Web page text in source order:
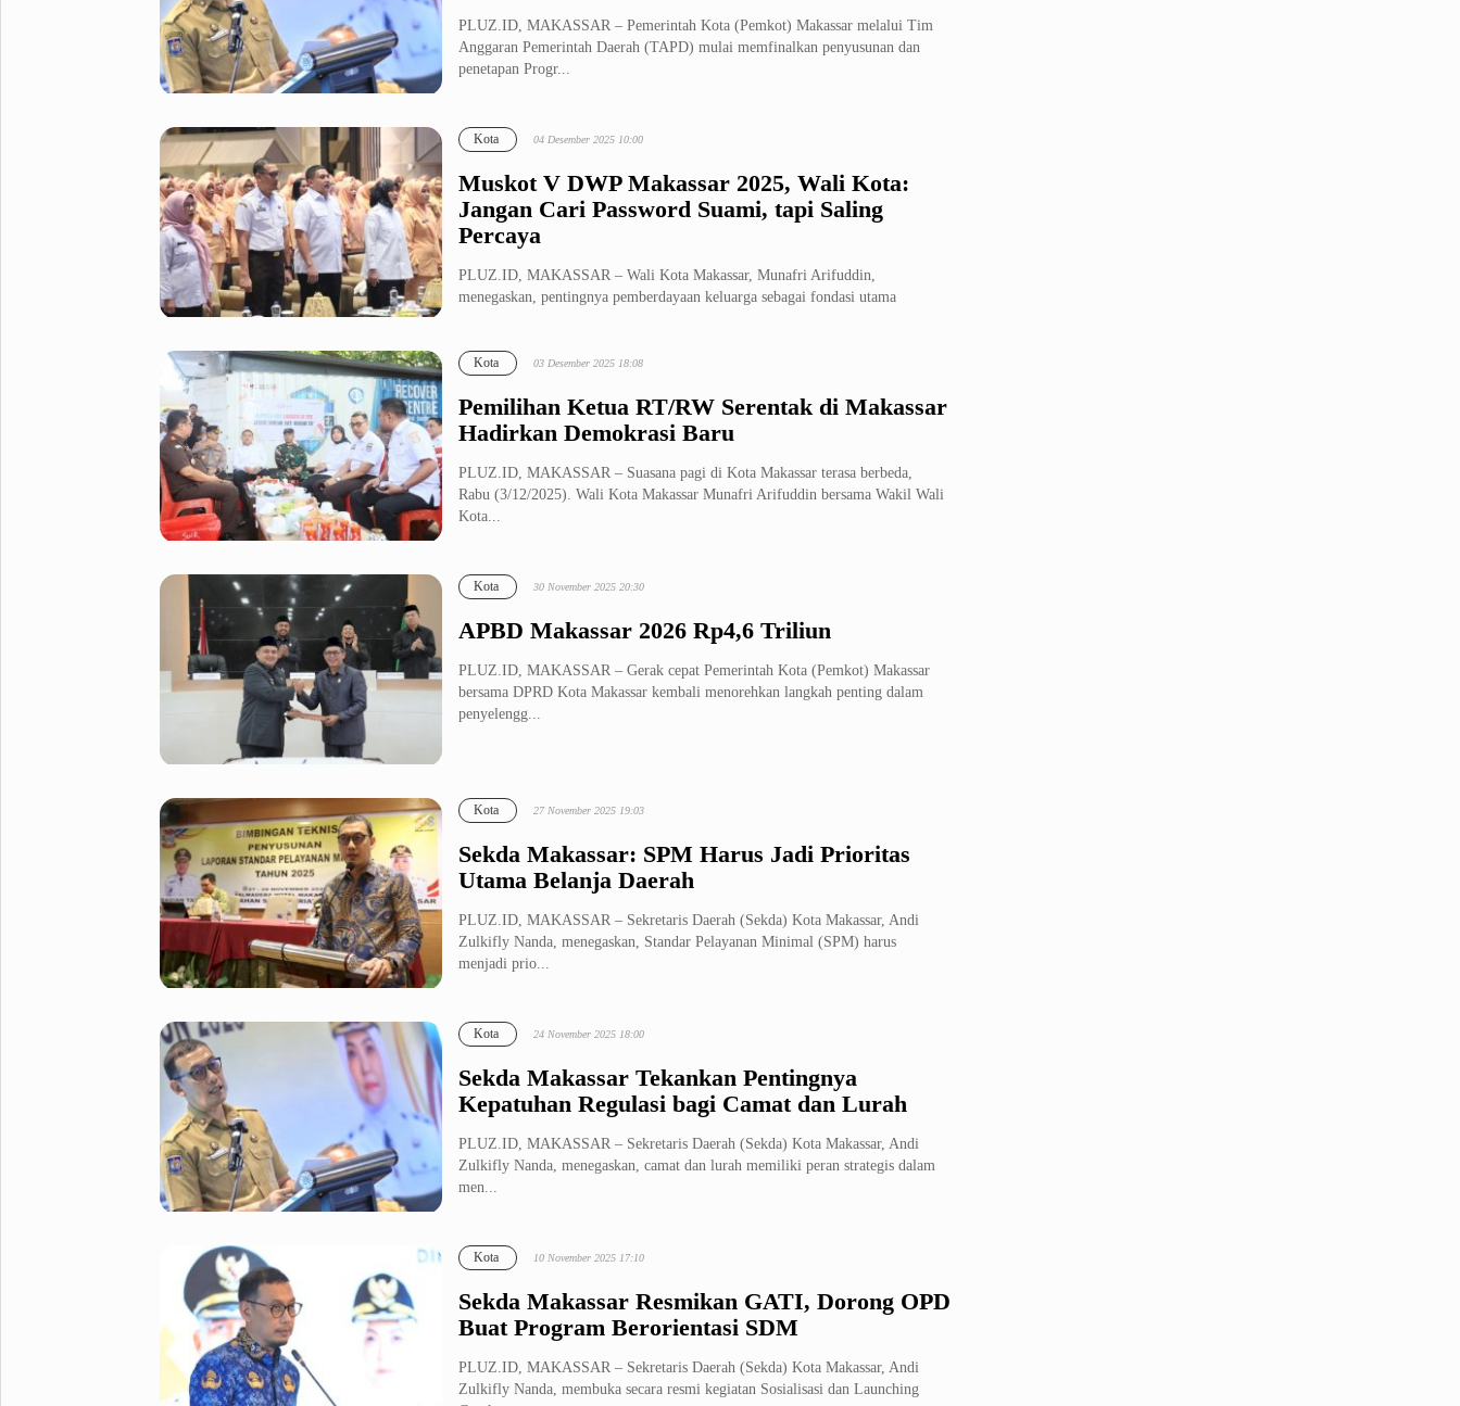
PLUZ.ID, MAKASSAR – Pemerintah Kota (Pemkot) Makassar melalui Tim
Anggaran Pemerintah Daerah (TAPD) mulai memfinalkan penyusunan dan
penetapan Progr...
Muskot V DWP Makassar 2025, Wali Kota:
Jangan Cari Password Suami, tapi Saling
Percaya
Kota 04 Desember 2025 10:00
PLUZ.ID, MAKASSAR – Wali Kota Makassar, Munafri Arifuddin,
menegaskan, pentingnya pemberdayaan keluarga sebagai fondasi utama
Pemilihan Ketua RT/RW Serentak di Makassar
Hadirkan Demokrasi Baru
Kota 03 Desember 2025 18:08
PLUZ.ID, MAKASSAR – Suasana pagi di Kota Makassar terasa berbeda,
Rabu (3/12/2025). Wali Kota Makassar Munafri Arifuddin bersama Wakil Wali
Kota...
APBD Makassar 2026 Rp4,6 Triliun
Kota 30 November 2025 20:30
PLUZ.ID, MAKASSAR – Gerak cepat Pemerintah Kota (Pemkot) Makassar
bersama DPRD Kota Makassar kembali menorehkan langkah penting dalam
penyelengg...
Sekda Makassar: SPM Harus Jadi Prioritas
Utama Belanja Daerah
Kota 27 November 2025 19:03
PLUZ.ID, MAKASSAR – Sekretaris Daerah (Sekda) Kota Makassar, Andi
Zulkifly Nanda, menegaskan, Standar Pelayanan Minimal (SPM) harus
menjadi prio...
Sekda Makassar Tekankan Pentingnya
Kepatuhan Regulasi bagi Camat dan Lurah
Kota 24 November 2025 18:00
PLUZ.ID, MAKASSAR – Sekretaris Daerah (Sekda) Kota Makassar, Andi
Zulkifly Nanda, menegaskan, camat dan lurah memiliki peran strategis dalam
men...
Sekda Makassar Resmikan GATI, Dorong OPD
Buat Program Berorientasi SDM
Kota 10 November 2025 17:10
PLUZ.ID, MAKASSAR – Sekretaris Daerah (Sekda) Kota Makassar, Andi
Zulkifly Nanda, membuka secara resmi kegiatan Sosialisasi dan Launching